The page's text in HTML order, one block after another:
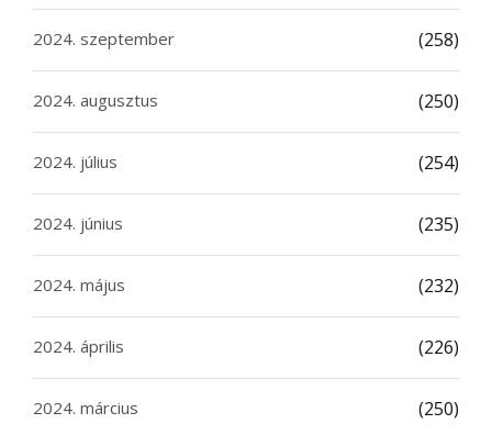
2024. szeptember (258)
2024. augusztus (250)
2024. július (254)
2024. június (235)
2024. május (232)
2024. április (226)
2024. március (250)